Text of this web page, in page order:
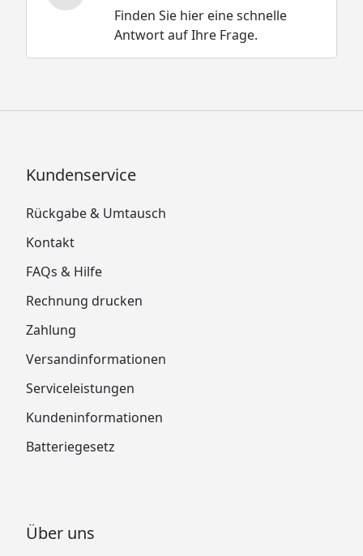
Finden Sie hier eine schnelle
Antwort auf Ihre Frage.
Kundenservice
Rückgabe & Umtausch
Kontakt
FAQs & Hilfe
Rechnung drucken
Zahlung
Versandinformationen
Serviceleistungen
Kundeninformationen
Batteriegesetz
Über uns